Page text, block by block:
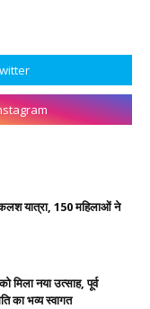
कलश यात्रा, 150 महिलाओं ने
मिला नया उत्साह, पूर्व
का भव्य स्वागत